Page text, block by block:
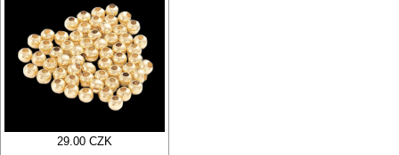
29.00 CZK